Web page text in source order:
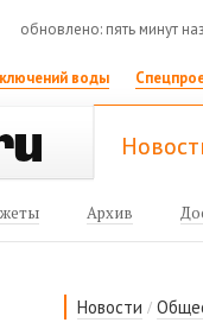
обновлено: пять минут
воды
Архив
Новости /